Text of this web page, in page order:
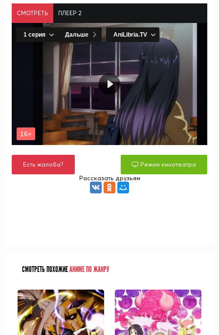
СМОТРЕТЬ ПЛЕЕР 2
Есть жалоба?
Режим кинотеатра
Рассказать друзьям
СМОТРЕТЬ ПОХОЖИЕАНИМЕ ПО ЖАНРУ